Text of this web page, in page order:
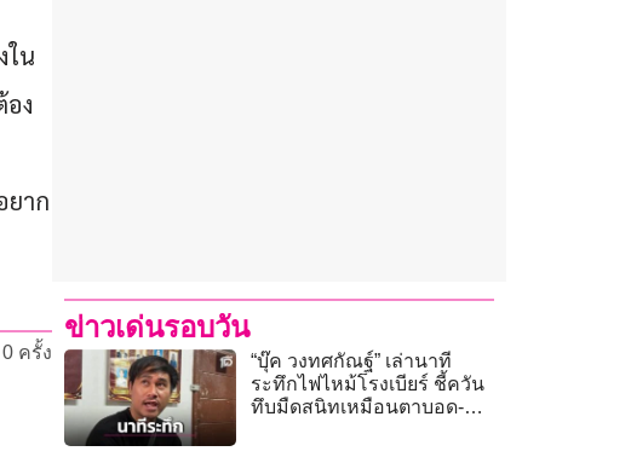
ใน
ง
ยาก
0 ครั้ง
ข่าวเด่นรอบวัน
“บุ๊ค วงทศกัณฐ์” เล่านาที
ระทึกไฟไหม้โรงเบียร์ ชี้ควัน
ทึบมืดสนิทเหมือนตาบอด-ลุก